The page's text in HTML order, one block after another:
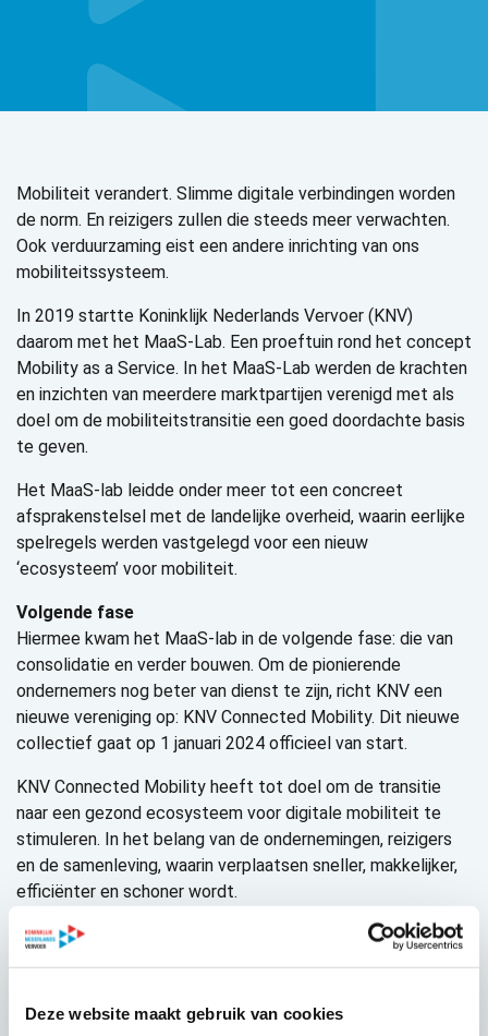
Deze website maakt gebruik van cookies
Mobiliteit verandert. Slimme digitale verbindingen worden
de norm. En reizigers zullen die steeds meer verwachten.
Ook verduurzaming eist een andere inrichting van ons
mobiliteitssysteem.
In 2019 startte Koninklijk Nederlands Vervoer (KNV)
daarom met het MaaS-Lab. Een proeftuin rond het concept
Mobility as a Service. In het MaaS-Lab werden de krachten
en inzichten van meerdere marktpartijen verenigd met als
doel om de mobiliteitstransitie een goed doordachte basis
te geven.
Het MaaS-lab leidde onder meer tot een concreet
afsprakenstelsel met de landelijke overheid, waarin eerlijke
spelregels werden vastgelegd voor een nieuw
‘ecosysteem’ voor mobiliteit.
Volgende fase
Hiermee kwam het MaaS-lab in de volgende fase: die van
consolidatie en verder bouwen. Om de pionierende
ondernemers nog beter van dienst te zijn, richt KNV een
nieuwe vereniging op: KNV Connected Mobility. Dit nieuwe
collectief gaat op 1 januari 2024 officieel van start.
KNV Connected Mobility heeft tot doel om de transitie
naar een gezond ecosysteem voor digitale mobiliteit te
stimuleren. In het belang van de ondernemingen, reizigers
en de samenleving, waarin verplaatsen sneller, makkelijker,
efficiënter en schoner wordt.
Voor marktpartijen
terrein van connected mobility.